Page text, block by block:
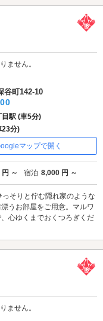
ません。
谷町142-10
駅 (車5分)
23分)
マップで開く
～ 宿泊 8,000 円 ～
そりと佇む隠れ家のような
うお部屋をご用意。マルワ
心ゆくまでおくつろぎくだ
ません。